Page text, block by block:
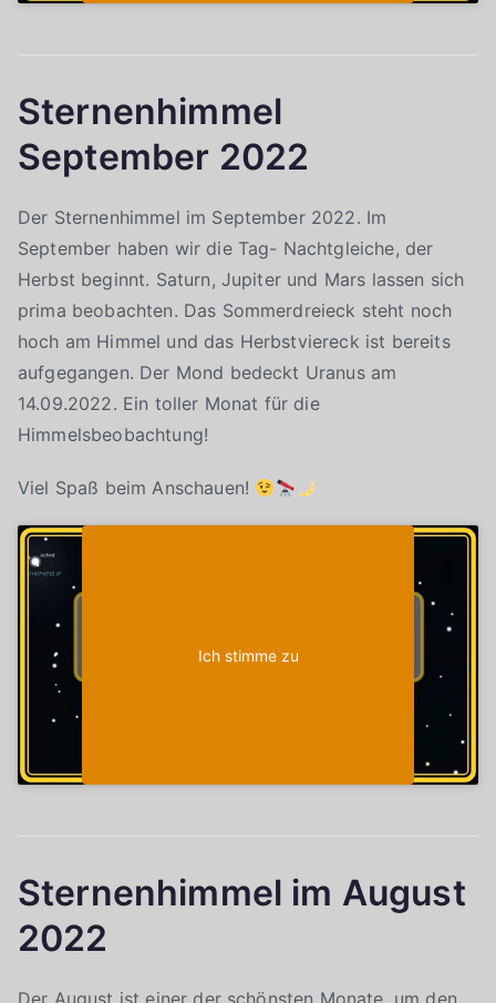
Sternenhimmel
September 2022
Der Sternenhimmel im September 2022. Im
September haben wir die Tag- Nachtgleiche, der
Herbst beginnt. Saturn, Jupiter und Mars lassen sich
prima beobachten. Das Sommerdreieck steht noch
hoch am Himmel und das Herbstviereck ist bereits
aufgegangen. Der Mond bedeckt Uranus am
14.09.2022. Ein toller Monat für die
Himmelsbeobachtung!
Viel Spaß beim Anschauen!
Ich stimme zu
Sternenhimmel im August
2022